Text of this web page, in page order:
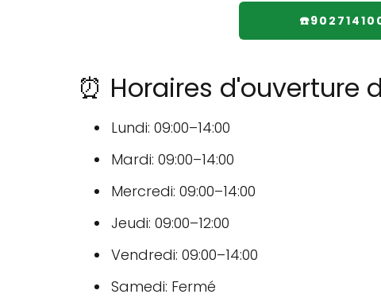
⏰ Horaires d'ouverture
Lundi: 09:00–14:00
Mardi: 09:00–14:00
Mercredi: 09:00–14:00
Jeudi: 09:00–12:00
Vendredi: 09:00–14:00
Samedi: Fermé